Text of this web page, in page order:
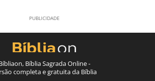
Bíblia Sagrada Online -
completa e gratuita da Bíblia